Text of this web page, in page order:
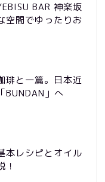
BAR 神楽坂
空間でゆったりお
琲と一篇。日本近
BUNDAN」へ
本レシピとオイル
！